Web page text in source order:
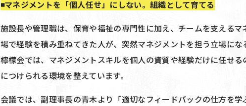
◾️マネジメントを「個人任せ」にしない。組織として育てる
施設長や管理職は、保育や福祉の専門性に加え、チームを支える
場で経験を積み重ねてきた人が、突然マネジメントを担う立場にな
檸檬会では、マネジメントスキルを個人の資質や経験だけに任せ
につけられる環境を整えています。
会議では、副理事長の青木より「適切なフィードバックの仕方を